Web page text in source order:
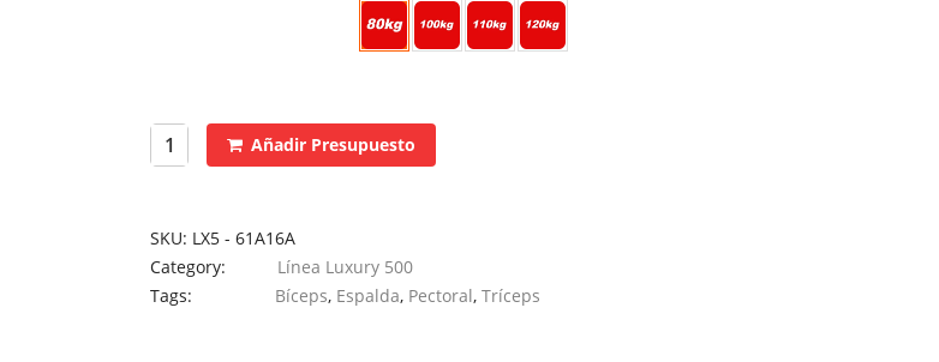
Añadir Presupuesto
SKU: LX5 - 61A16A
Category:
Línea Luxury 500
Tags:
Bíceps, Espalda, Pectoral, Tríceps